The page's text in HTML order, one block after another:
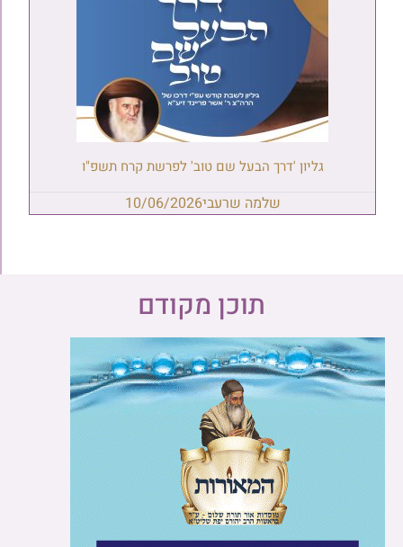
גליון 'דרך הבעל שם טוב' לפרשת קרח תשפ"ו
שלמה שרעבי10/06/2026
תוכן מקודם